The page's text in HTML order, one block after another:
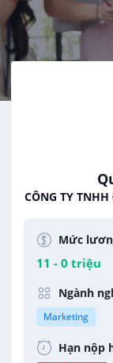
CÔNG TY
Mức
11 - 0 triệu
Ngành
Marketing
Hạn nộp